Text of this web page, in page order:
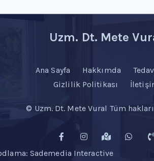
Uzm. Dt. Mete
Ana Sayfa Hakkımda
Gizlilik Politikası
© Uzm. Dt. Mete Vural Tüm hakları
Sademedia Interactive